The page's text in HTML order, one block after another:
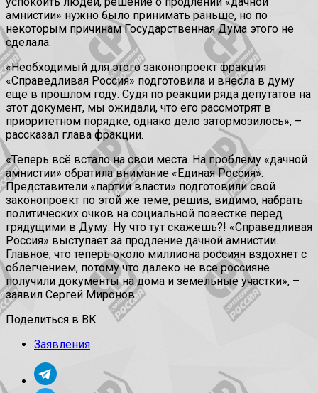
амнистии» нужно было принимать раньше, но по
некоторым причинам Государственная Дума этого не
сделала.
«Необходимый для этого законопроект фракция
«Справедливая Россия» подготовила и внесла в думу
ещё в прошлом году. Судя по реакции ряда депутатов на
этот документ, мы ожидали, что его рассмотрят в
приоритетном порядке, однако дело затормозилось», –
рассказал глава фракции.
«Теперь всё встало на свои места. На проблему «дачной
амнистии» обратила внимание «Единая Россия».
Представители «партии власти» подготовили свой
законопроект по этой же теме, решив, видимо, набрать
политических очков на социальной повестке перед
грядущими в Думу. Ну что тут скажешь?! «Справедливая
Россия» выступает за продление дачной амнистии.
Главное, что теперь около миллиона россиян вздохнет с
облегчением, потому что далеко не все россияне
получили документы на дома и земельные участки», –
заявил Сергей Миронов.
Поделиться в ВК
Заявления